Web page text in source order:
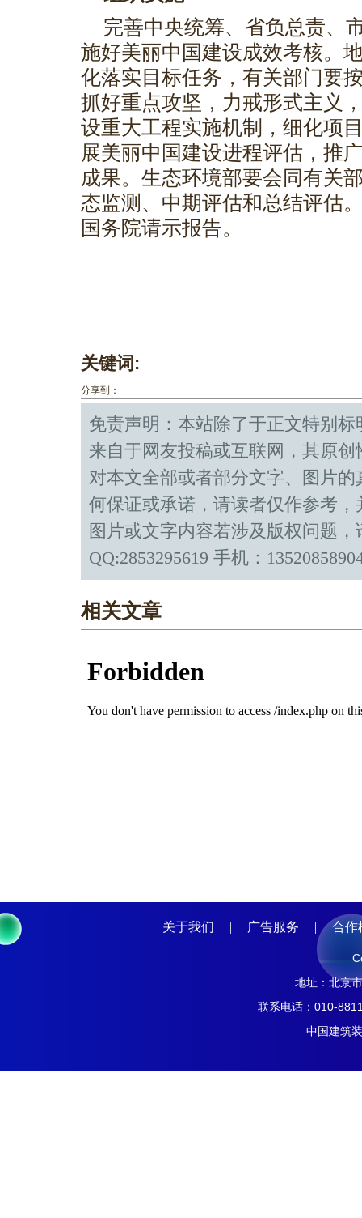
完善中央统筹、省负总责、
施好美丽中国建设成效考核。
化落实目标任务，有关部门要
抓好重点攻坚，力戒形式主义
设重大工程实施机制，细化项
展美丽中国建设进程评估，推
成果。生态环境部要会同有关
态监测、中期评估和总结评估
国务院请示报告。
关键词:
分享到：
免责声明：本站除了于正文特别
来自于网友投稿或互联网，其原
对本文全部或者部分文字、图片
何保证或承诺，请读者仅作参考
图片或文字内容若涉及版权问题
QQ:2853295619 手机：
相关文章
关于我们 | 广告服务 | 合作
地址：北京
联系电话：010-
中国建筑